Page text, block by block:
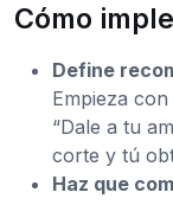
Cómo
Define
Empieza
“Dale a tu
corte y tú
Haz que